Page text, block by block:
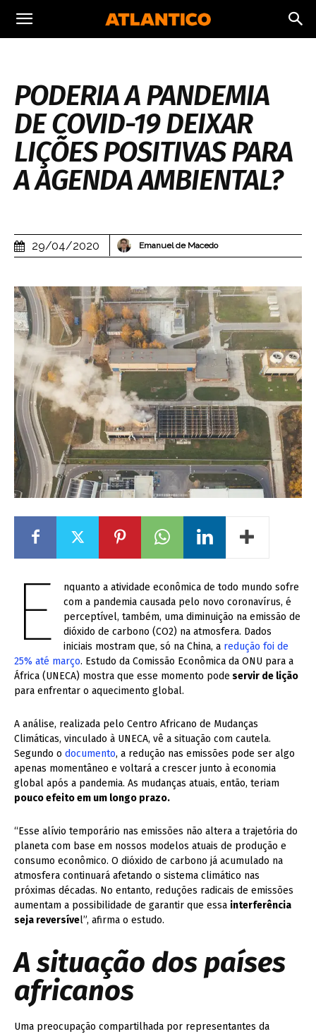
PODERIA A PANDEMIA
DE COVID-19 DEIXAR
LIÇÕES POSITIVAS PARA
A AGENDA AMBIENTAL?
29/04/2020 Emanuel de Macedo
E
nquanto a atividade econômica de todo mundo sofre
com a pandemia causada pelo novo coronavírus, é
perceptível, também, uma diminuição na emissão de
dióxido de carbono (CO2) na atmosfera. Dados
iniciais mostram que, só na China, a redução foi de
25% até março. Estudo da Comissão Econômica da ONU para a
África (UNECA) mostra que esse momento pode servir de lição
para enfrentar o aquecimento global.
A análise, realizada pelo Centro Africano de Mudanças
Climáticas, vinculado à UNECA, vê a situação com cautela.
Segundo o documento, a redução nas emissões pode ser algo
apenas momentâneo e voltará a crescer junto à economia
global após a pandemia. As mudanças atuais, então, teriam
pouco efeito em um longo prazo.
“Esse alívio temporário nas emissões não altera a trajetória do
planeta com base em nossos modelos atuais de produção e
consumo econômico. O dióxido de carbono já acumulado na
atmosfera continuará afetando o sistema climático nas
próximas décadas. No entanto, reduções radicais de emissões
aumentam a possibilidade de garantir que essa interferência
seja reversível”, afirma o estudo.
A situação dos países
africanos
Uma preocupação compartilhada por representantes da